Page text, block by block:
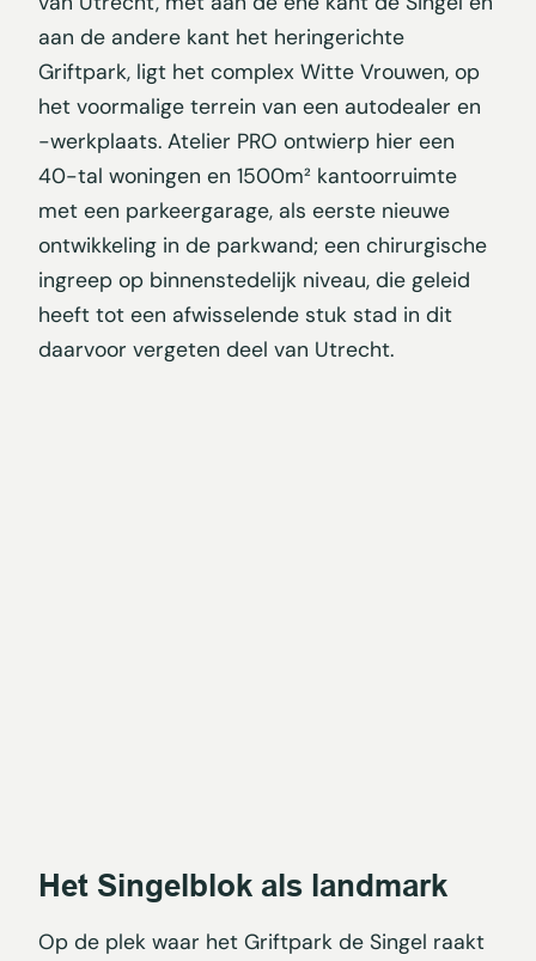
aan de andere kant het heringerichte
Griftpark, ligt het complex Witte Vrouwen, op
het voormalige terrein van een autodealer en
-werkplaats. Atelier PRO ontwierp hier een
40-tal woningen en 1500m² kantoorruimte
met een parkeergarage, als eerste nieuwe
ontwikkeling in de parkwand; een chirurgische
ingreep op binnenstedelijk niveau, die geleid
heeft tot een afwisselende stuk stad in dit
daarvoor vergeten deel van Utrecht.
Het Singelblok als landmark
Op de plek waar het Griftpark de Singel raakt